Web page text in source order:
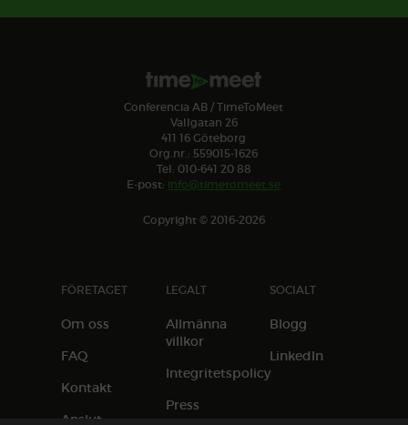
Conferencia AB / TimeToMeet
Vallgatan 26
411 16 Göteborg
Org.nr.: 559015-1626
Tel: 010-641 20 88
E-post: info@timetomeet.se
Copyright © 2016-2026
FÖRETAGET
Om oss
FAQ
Kontakt
Anslut
LEGALT
Allmänna
villkor
Integritetspolicy
Press
SOCIALT
Blogg
LinkedIn